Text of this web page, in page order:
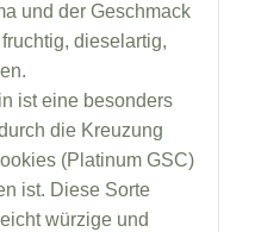
und der Geschmack
dieselartig,
ist eine besonders
die Kreuzung
(Platinum GSC)
ist. Diese Sorte
würzige und